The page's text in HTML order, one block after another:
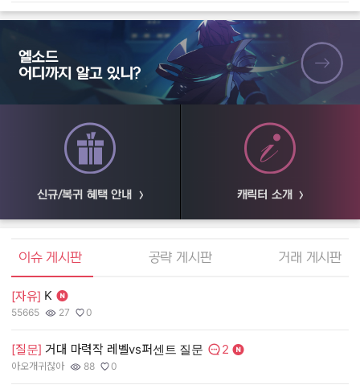
엘소드 어디까지 알고 있니?
신규/복귀 혜택 안내 캐릭터 소개
엘소드 커뮤니티
이슈 게시판 공략 게시판 거래 게시판
[자유] K
작성자:
55665
조회수:
27
추천수:
0
[질문] 거대 마력작 레벨vs퍼센트 질문 댓글수:
2
작성자:
아오개귀찮아
조회수:
88
추천수:
0